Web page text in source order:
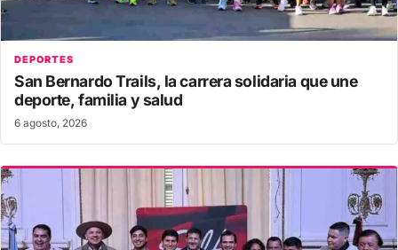
DEPORTES
San Bernardo Trails, la carrera solidaria que une
deporte, familia y salud
6 agosto, 2026